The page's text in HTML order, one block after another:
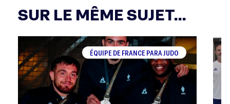
SUR LE MÊME SUJET...
ÉQUIPE DE FRANCE PARA JUDO